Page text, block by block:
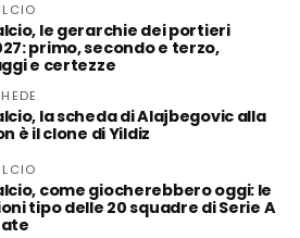
le gerarchie dei portieri
primo, secondo e terzo,
e certezze
la scheda di Alajbegovic alla
è il clone di Yildiz
come giocherebbero oggi: le
tipo delle 20 squadre di Serie A